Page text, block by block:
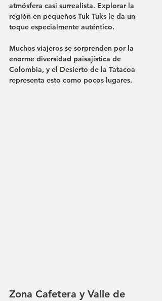
atmósfera casi surrealista. Explorar la
región en pequeños Tuk Tuks le da un
toque especialmente auténtico.
Muchos viajeros se sorprenden por la
enorme diversidad paisajística de
Colombia, y el Desierto de la Tatacoa
representa esto como pocos lugares.
Zona Cafetera y Valle de